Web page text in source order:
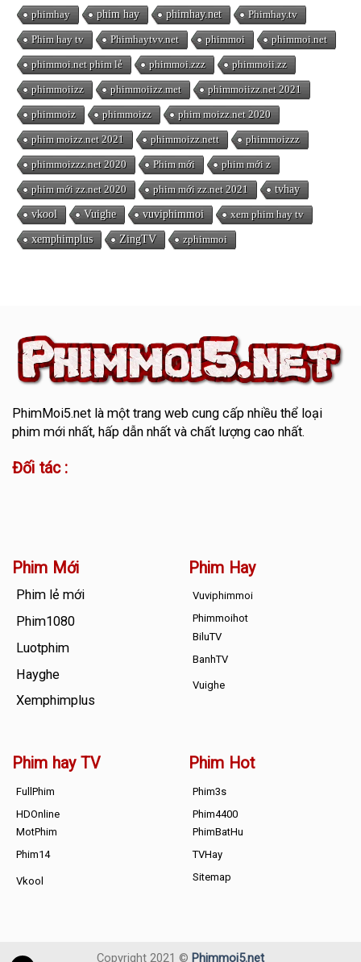
phimhay phim hay phimhay.net Phimhay.tv
Phim hay tv Phimhaytvv.net phimmoi phimmoi.net
phimmoi.net phim lẻ phimmoi.zzz phimmoii.zz
phimmoiizz phimmoiizz.met phimmoiizz.net 2021
phimmoiz phimmoizz phim moizz.net 2020
phim moizz.net 2021 phimmoizz.nett phimmoizzz
phimmoizzz.net 2020 Phim mới phim mới z
phim mới zz.net 2020 phim mới zz.net 2021 tvhay
vkool Vuighe vuviphimmoi xem phim hay tv
xemphimplus ZingTV zphimmoi
PhimMoi5.netlà một trang web cung cấp nhiều thể loại
phim mới nhất, hấp dẫn nhất và chất lượng cao nhất.
Đối tác :
Phim Mới
Phim lẻ mới
Phim1080
Luotphim
Hayghe
Xemphimplus
Phim Hay
Vuviphimmoi
Phimmoihot
BiluTV
BanhTV
Vuighe
Phim hay TV
FullPhim
HDOnline
MotPhim
Phim14
Vkool
Phim Hot
Phim3s
Phim4400
PhimBatHu
TVHay
Sitemap
Copyright 2021 © Phimmoi5.net